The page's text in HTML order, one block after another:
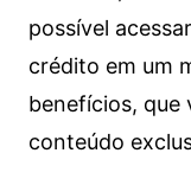
possível
crédito em um
benefícios, que
conteúdo